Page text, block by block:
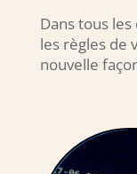
Dans tous les
les règles de
nouvelle